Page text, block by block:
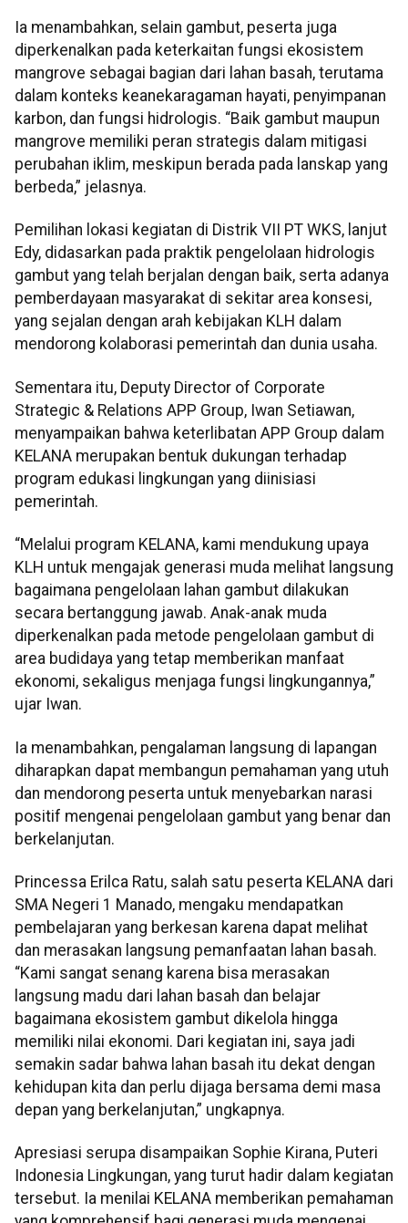
Ia menambahkan, selain gambut, peserta juga
diperkenalkan pada keterkaitan fungsi ekosistem
mangrove sebagai bagian dari lahan basah, terutama
dalam konteks keanekaragaman hayati, penyimpanan
karbon, dan fungsi hidrologis. “Baik gambut maupun
mangrove memiliki peran strategis dalam mitigasi
perubahan iklim, meskipun berada pada lanskap yang
berbeda,” jelasnya.
Pemilihan lokasi kegiatan di Distrik VII PT WKS, lanjut
Edy, didasarkan pada praktik pengelolaan hidrologis
gambut yang telah berjalan dengan baik, serta adanya
pemberdayaan masyarakat di sekitar area konsesi,
yang sejalan dengan arah kebijakan KLH dalam
mendorong kolaborasi pemerintah dan dunia usaha.
Sementara itu, Deputy Director of Corporate
Strategic & Relations APP Group, Iwan Setiawan,
menyampaikan bahwa keterlibatan APP Group dalam
KELANA merupakan bentuk dukungan terhadap
program edukasi lingkungan yang diinisiasi
pemerintah.
“Melalui program KELANA, kami mendukung upaya
KLH untuk mengajak generasi muda melihat langsung
bagaimana pengelolaan lahan gambut dilakukan
secara bertanggung jawab. Anak-anak muda
diperkenalkan pada metode pengelolaan gambut di
area budidaya yang tetap memberikan manfaat
ekonomi, sekaligus menjaga fungsi lingkungannya,”
ujar Iwan.
Ia menambahkan, pengalaman langsung di lapangan
diharapkan dapat membangun pemahaman yang utuh
dan mendorong peserta untuk menyebarkan narasi
positif mengenai pengelolaan gambut yang benar dan
berkelanjutan.
Princessa Erilca Ratu, salah satu peserta KELANA dari
SMA Negeri 1 Manado, mengaku mendapatkan
pembelajaran yang berkesan karena dapat melihat
dan merasakan langsung pemanfaatan lahan basah.
“Kami sangat senang karena bisa merasakan
langsung madu dari lahan basah dan belajar
bagaimana ekosistem gambut dikelola hingga
memiliki nilai ekonomi. Dari kegiatan ini, saya jadi
semakin sadar bahwa lahan basah itu dekat dengan
kehidupan kita dan perlu dijaga bersama demi masa
depan yang berkelanjutan,” ungkapnya.
Apresiasi serupa disampaikan Sophie Kirana, Puteri
Indonesia Lingkungan, yang turut hadir dalam kegiatan
tersebut. Ia menilai KELANA memberikan pemahaman